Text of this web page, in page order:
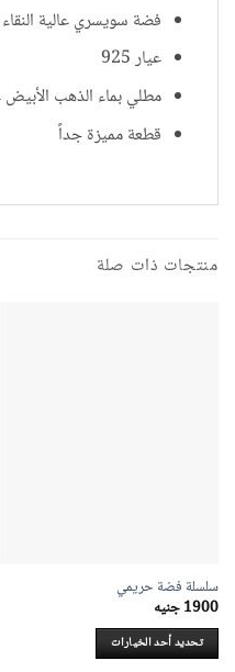
فضة سويسري عالية النقاء
عيار 925
مطلي بماء الذهب الأبيض
قطعة مميزة جداً
منتجات ذات صلة
سلسلة فضة حريمي
1900جنيه
تحديد أحد الخيارات